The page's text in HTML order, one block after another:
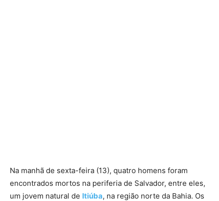
Na manhã de sexta-feira (13), quatro homens foram
encontrados mortos na periferia de Salvador, entre eles,
um jovem natural de Itiúba, na região norte da Bahia. Os